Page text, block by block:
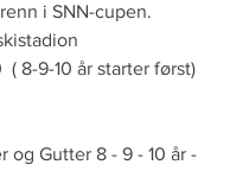
i SNN-cupen.
( 8-9-10 år starter først)
og Gutter 8 - 9 - 10 år -